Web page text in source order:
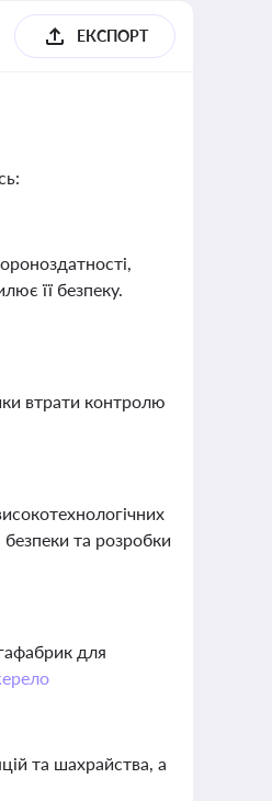
ЕКСПОРТ
її безпеку.
втрати контролю
безпеки та розробки
для
та шахрайства, а